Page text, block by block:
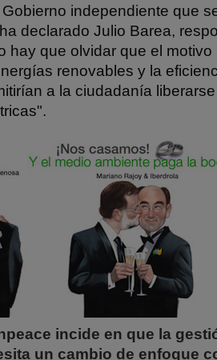
independiente que
declarado Julio Barea,
hay que olvidar que el
renovables y la
a la ciudadanía
incide en que la
un cambio de enfoque